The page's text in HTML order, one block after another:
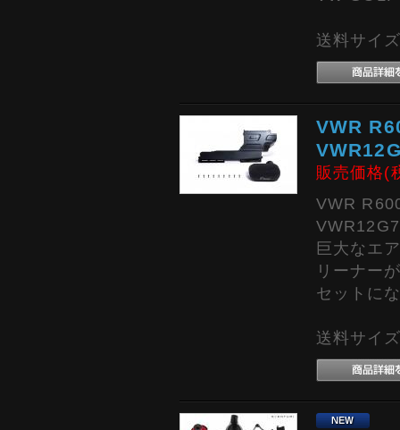
送料サイ
VWR
販売価格(
VWR
巨大なエ
リーナー
セットに
送料サイ